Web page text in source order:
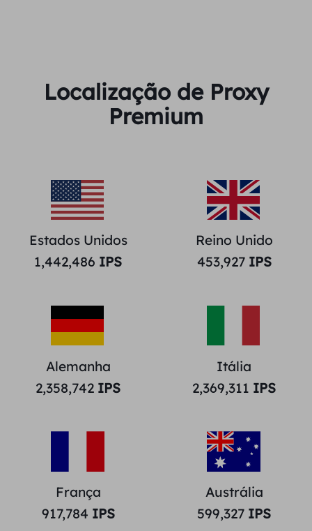
Localização de Proxy
Premium
Estados Unidos
1,442,486 IPS
Reino Unido
453,927IPS
Alemanha
2,358,742 IPS
Itália
2,369,311 IPS
França
917,784 IPS
Austrália
599,327 IPS